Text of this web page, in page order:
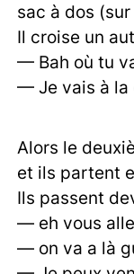
sac à dos
Il croise un
— Bah où tu
— Je vais à la
Alors le
et ils partent
Ils passent
— eh vous
— on va a là